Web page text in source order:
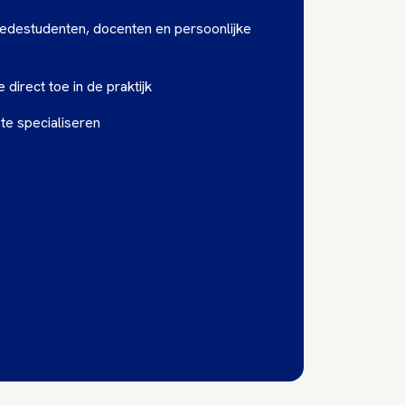
docenten en persoonlijke
direct toe in de praktijk
specialiseren